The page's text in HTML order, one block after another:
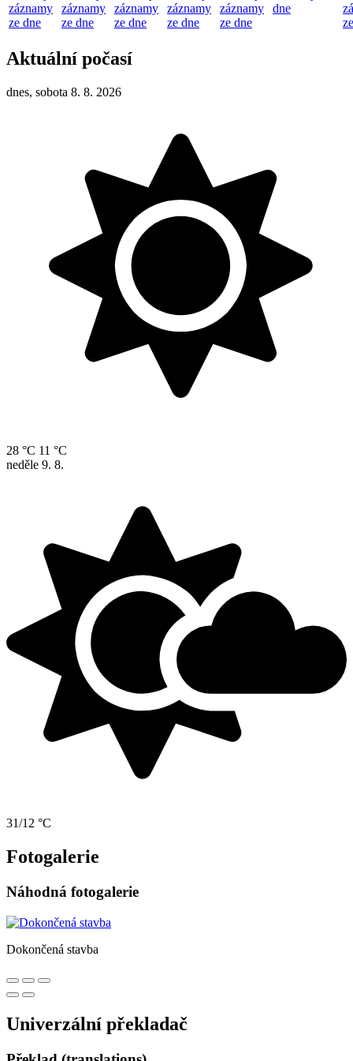
záznamy
ze dne
záznamy
ze dne
záznamy
ze dne
záznamy
ze dne
záznamy
ze dne
dne
Aktuální počasí
dnes, sobota 8. 8. 2026
28 °C 11 °C
neděle 9. 8.
31/12 °C
Fotogalerie
Náhodná fotogalerie
Dokončená stavba
Univerzální překladač